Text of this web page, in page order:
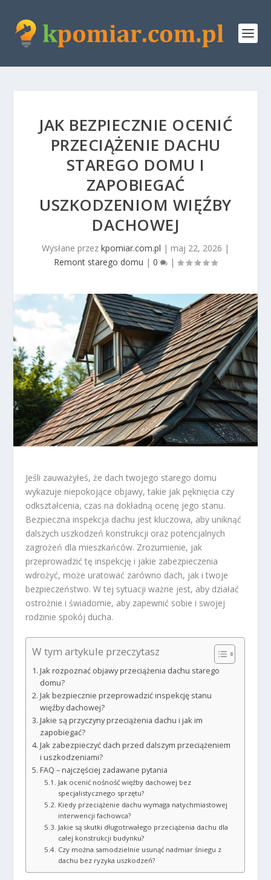
JAK BEZPIECZNIE OCENIĆ
PRZECIĄŻENIE DACHU
STAREGO DOMU I
ZAPOBIEGAĆ
USZKODZENIOM WIĘŹBY
DACHOWEJ
Wysłane przez kpomiar.com.pl | maj 22, 2026 |
Remont starego domu | 0 |
Jeśli zauważyłeś, że dach twojego starego domu
wykazuje niepokojące objawy, takie jak pęknięcia czy
odkształcenia, czas na dokładną ocenę jego stanu.
Bezpieczna inspekcja dachu jest kluczowa, aby uniknąć
dalszych uszkodzeń konstrukcji oraz potencjalnych
zagrożeń dla mieszkańców. Zrozumienie, jak
przeprowadzić tę inspekcję i jakie zabezpieczenia
wdrożyć, może uratować zarówno dach, jak i twoje
bezpieczeństwo. W tej sytuacji ważne jest, aby działać
ostrożnie i świadomie, aby zapewnić sobie i swojej
rodzinie spokój ducha.
W tym artykule przeczytasz
Jak rozpoznać objawy przeciążenia dachu starego
domu?
Jak bezpiecznie przeprowadzić inspekcję stanu
więźby dachowej?
Jakie są przyczyny przeciążenia dachu i jak im
zapobiegać?
Jak zabezpieczyć dach przed dalszym przeciążeniem
i uszkodzeniami?
FAQ – najczęściej zadawane pytania
Jak ocenić nośność więźby dachowej bez
specjalistycznego sprzętu?
Kiedy przeciążenie dachu wymaga natychmiastowej
interwencji fachowca?
Jakie są skutki długotrwałego przeciążenia dachu dla
całej konstrukcji budynku?
Czy można samodzielnie usunąć nadmiar śniegu z
dachu bez ryzyka uszkodzeń?